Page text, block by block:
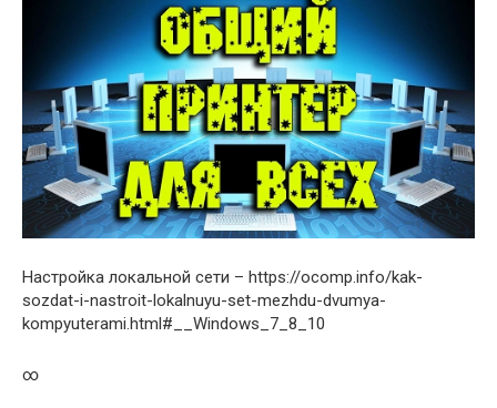
Настройка локальной сети – https://ocomp.info/kak-
sozdat-i-nastroit-lokalnuyu-set-mezhdu-dvumya-
kompyuterami.html#__Windows_7_8_10
∞